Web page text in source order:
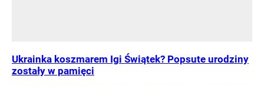
Ukrainka koszmarem Igi Świątek? Popsute urodziny
zostały w pamięci